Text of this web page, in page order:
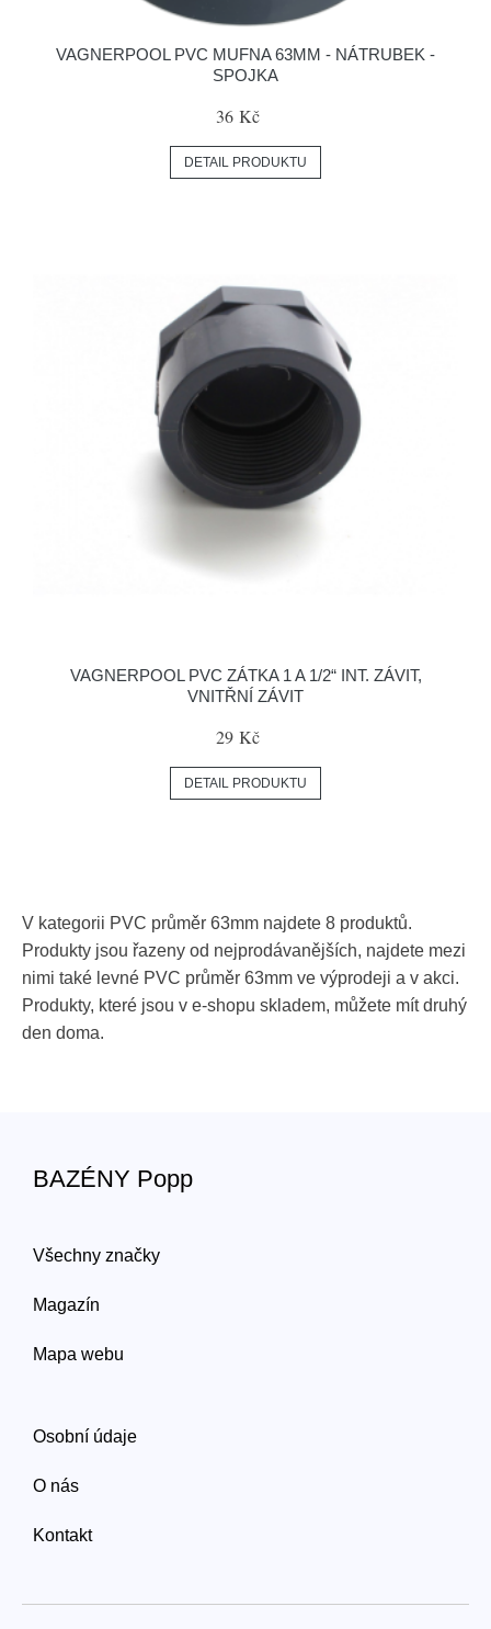
VAGNERPOOL PVC MUFNA 63MM - NÁTRUBEK -
SPOJKA
36 Kč
DETAIL PRODUKTU
VAGNERPOOL PVC ZÁTKA 1 A 1/2“ INT. ZÁVIT,
VNITŘNÍ ZÁVIT
29 Kč
DETAIL PRODUKTU
V kategorii PVC průměr 63mm najdete 8 produktů.
Produkty jsou řazeny od nejprodávanějších, najdete mezi
nimi také levné PVC průměr 63mm ve výprodeji a v akci.
Produkty, které jsou v e-shopu skladem, můžete mít druhý
den doma.
BAZÉNY Popp
Všechny značky
Magazín
Mapa webu
Osobní údaje
O nás
Kontakt